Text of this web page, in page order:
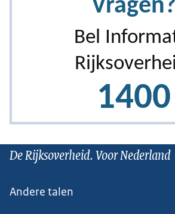
De Rijksoverheid. Voor Nederland
Andere talen